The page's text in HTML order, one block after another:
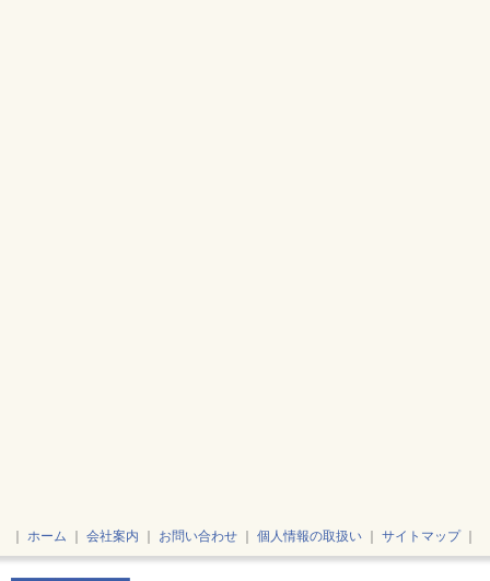
ホーム 会社案内 お問い合わせ 個人情報の取扱い サイトマップ｜